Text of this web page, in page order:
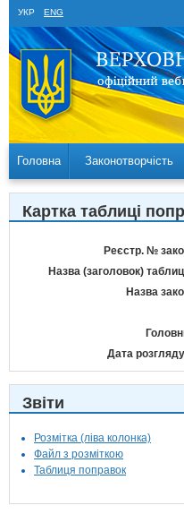
УКР ENG
Головна Законотворчість
Картка таблиці
Реєстр. №
Назва (заголовок)
Назва
Дата розгляду
Звіти
Розмітка (ліва колонка)
Файл з розміткою
Таблиця поправок